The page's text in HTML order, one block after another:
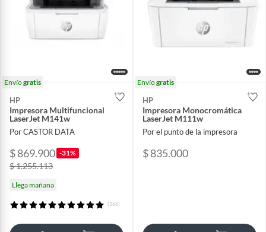
Envíogratis
HP
Impresora Multifuncional
LaserJet M141w
Por CASTOR DATA
$ 869.900 -31%
$ 1.255.113
Llega mañana
(166)
Envíogratis
HP
Impresora Monocromática
LaserJet M111w
Por el punto de la impresora
$ 835.000